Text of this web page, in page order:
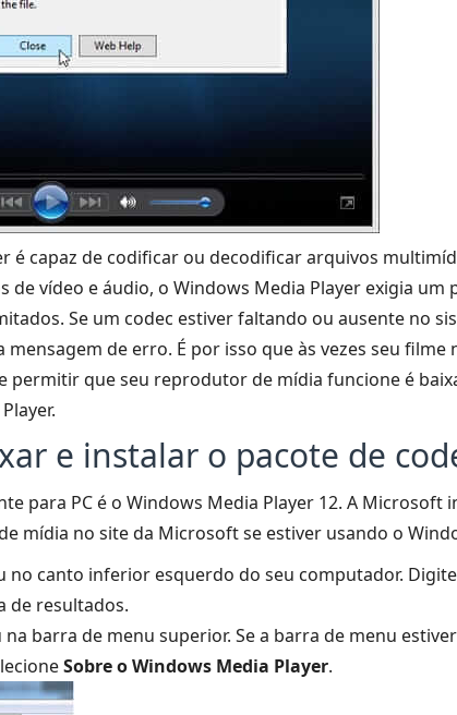
é capaz de codificar ou decodificar arquivos
vídeo e áudio, o Windows Media Player exigia um
Se um codec estiver faltando ou ausente no
de erro. É por isso que às vezes seu
permitir que seu reprodutor de mídia funcione é
e instalar o pacote de
para PC é o Windows Media Player 12. A
mídia no site da Microsoft se estiver usando o
no canto inferior esquerdo do seu computador.
de resultados.
na barra de menu superior. Se a barra de menu
Sobre o Windows Media Player.